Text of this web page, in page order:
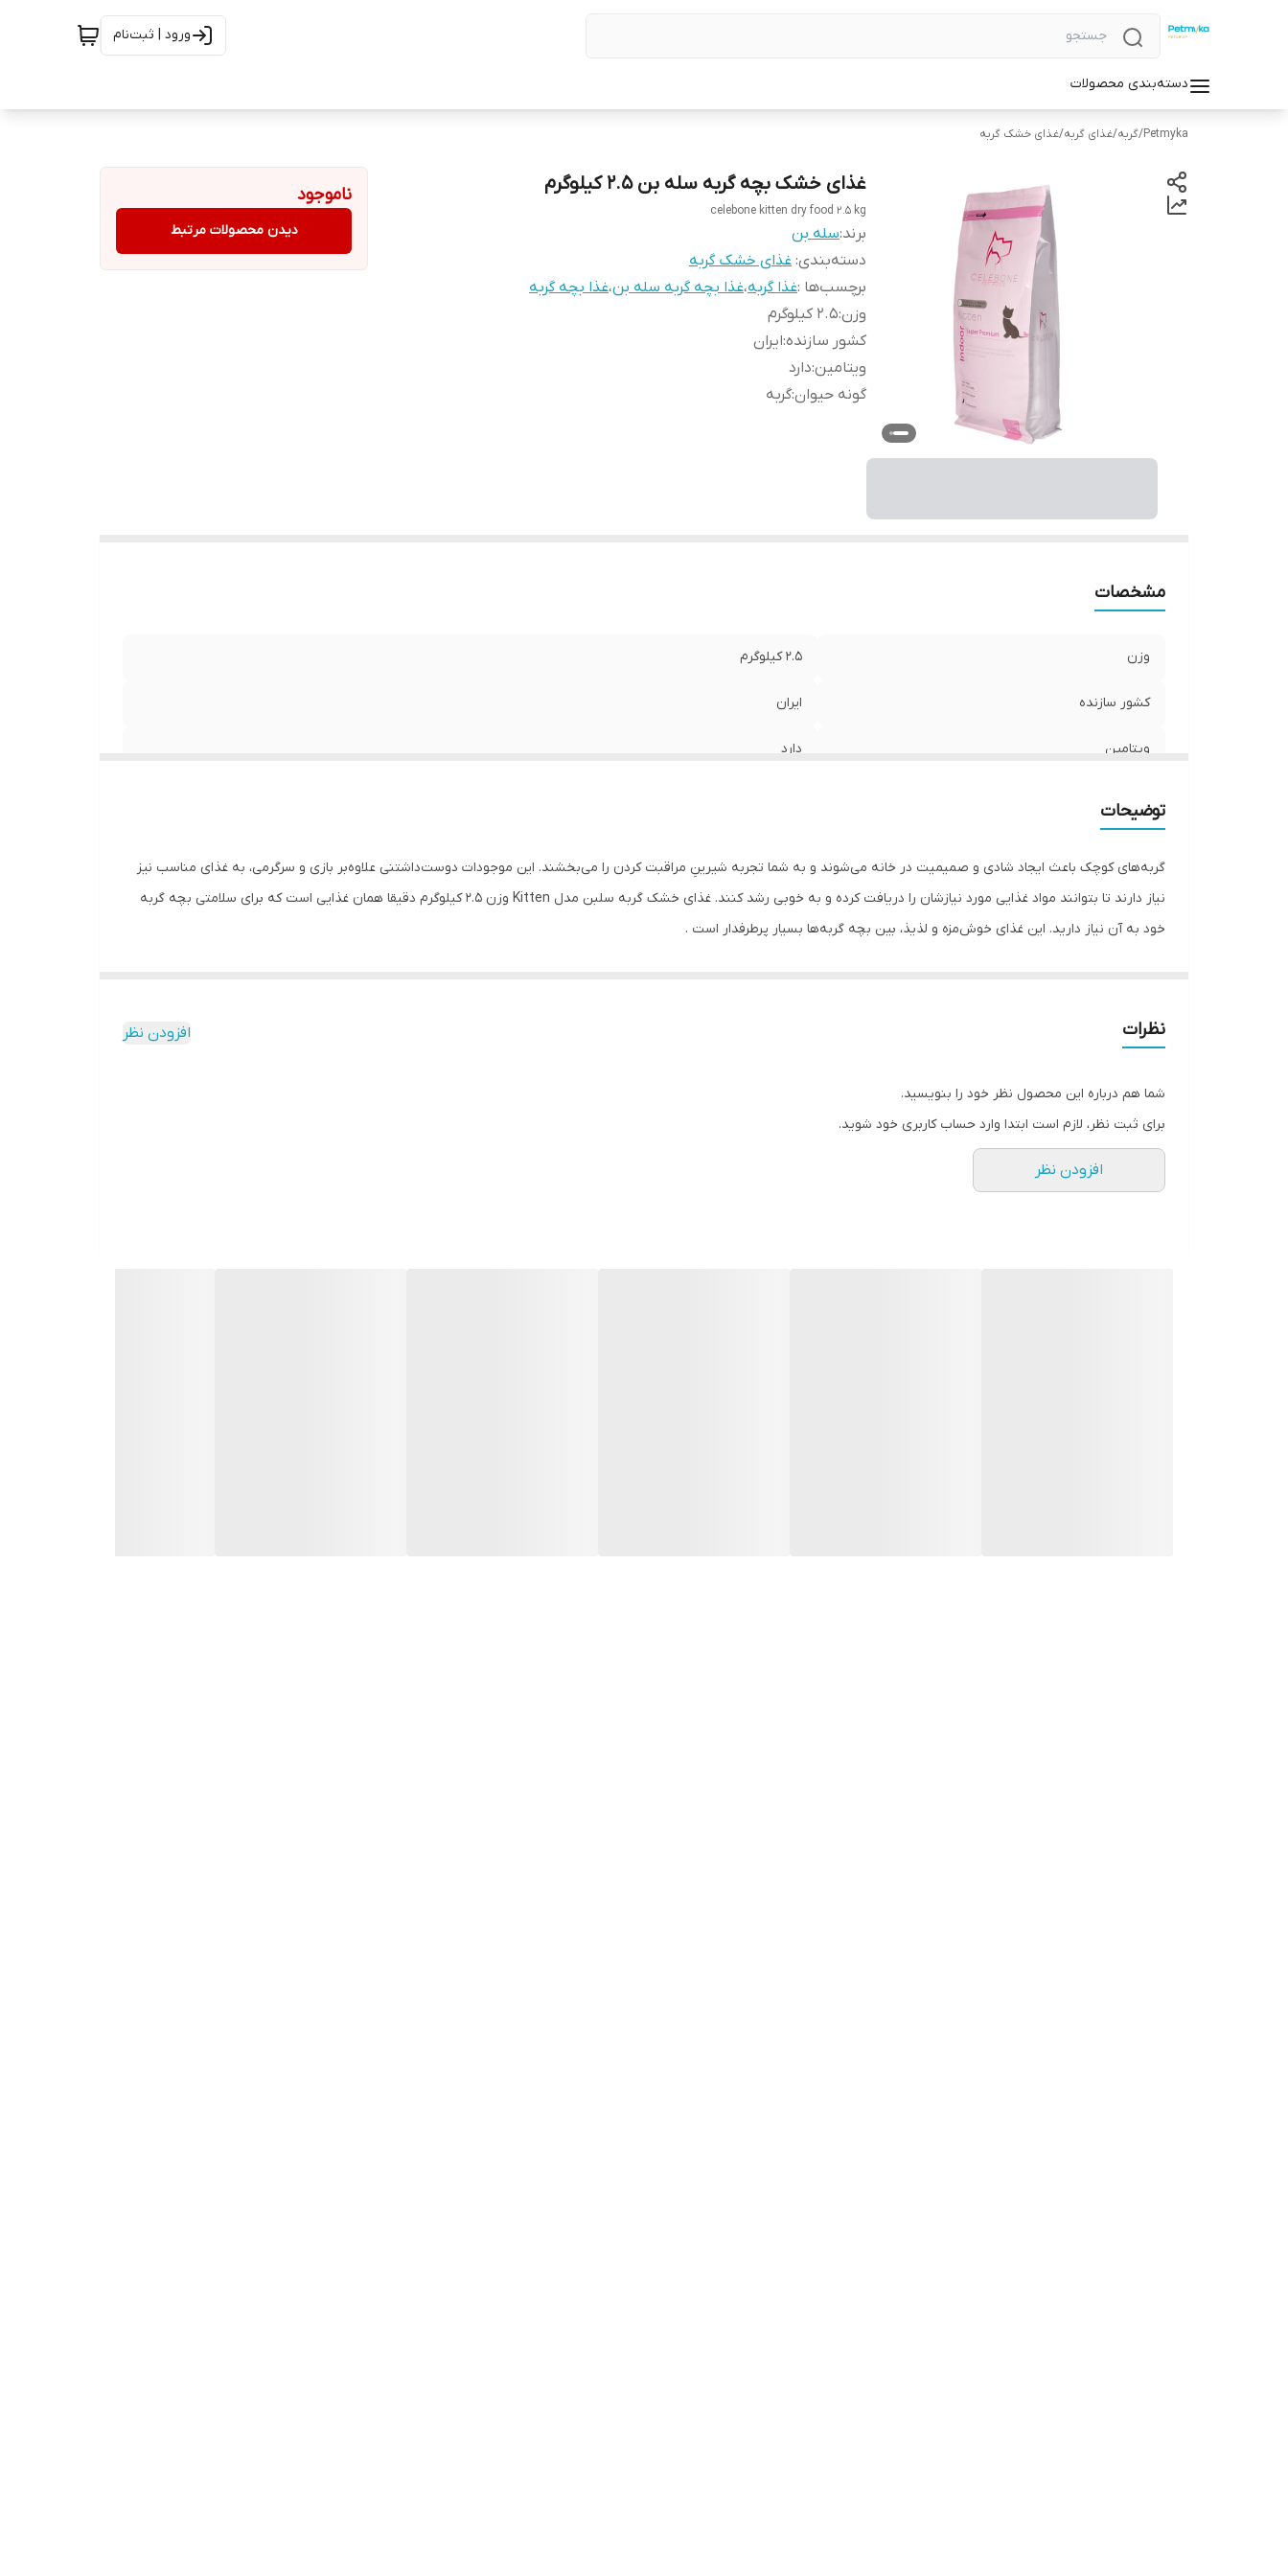
ورود | ثبت‌نام
دسته‌بندی محصولات
Petmyka
/گربه/غذای گربه/غذای خشک گربه
غذای خشک بچه گربه سله بن 2.5 کیلوگرم
celebone kitten dry food 2.5 kg
برند:سله بن
دسته‌بندی: غذای خشک گربه
برچسب‌ها :غذا گربه،غذا بچه گربه سله بن،غذا بچه گربه
وزن:2.5 کیلوگرم
کشور سازنده:ایران
ویتامین:دارد
گونه حیوان:گربه
ناموجود
دیدن محصولات مرتبط
مشخصات
وزن 2.5 کیلوگرم
کشور سازنده ایران
ویتامین دارد
توضیحات
گربه‌های کوچک باعث ایجاد شادی و صمیمیت در خانه می‌شوند و به شما تجربه شیرینِ مراقبت کردن را می‌بخشند. این موجودات دوست‌داشتنی علاوه‌بر بازی و سرگرمی، به غذای مناسب نیز
نیاز دارند تا بتوانند مواد غذایی مورد نیازشان را دریافت کرده و به خوبی رشد کنند. غذای خشک گربه سلبن مدل Kitten وزن 2.5 کیلوگرم دقیقا همان غذایی است که برای سلامتی بچه‌ گربه
خود به آن نیاز دارید. این غذای خوش‌مزه و لذیذ، بین بچه گربه‌ها بسیار پرطرفدار است .
ذوق می‌آورد.
نظرات افزودن نظر
شما هم درباره این محصول نظر خود را بنویسید.
برای ثبت نظر، لازم است ابتدا وارد حساب کاربری خود شوید.
افزودن نظر